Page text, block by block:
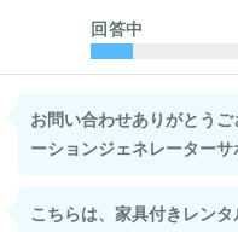
回答中
お問い合わせありがとう
ーションジェネレーターサ
こちらは、家具付きレン